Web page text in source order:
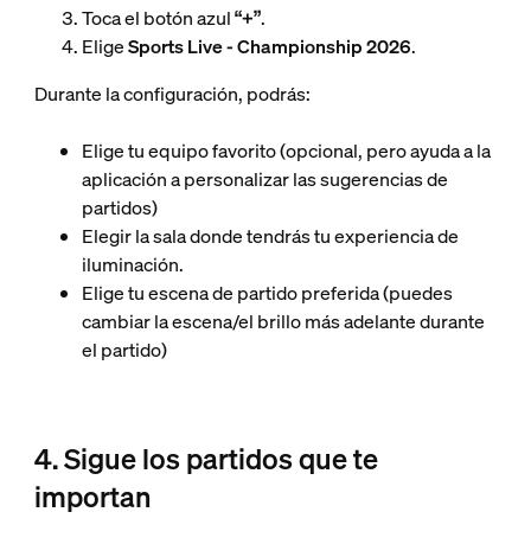
Toca el botón azul“+”.
EligeSports Live - Championship 2026.
Durante la configuración, podrás:
Elige tu equipo favorito (opcional, pero ayuda a la
aplicación a personalizar las sugerencias de
partidos)
Elegir la sala donde tendrás tu experiencia de
iluminación.
Elige tu escena de partido preferida (puedes
cambiar la escena/el brillo más adelante durante
el partido)
4. Sigue los partidos que te
importan